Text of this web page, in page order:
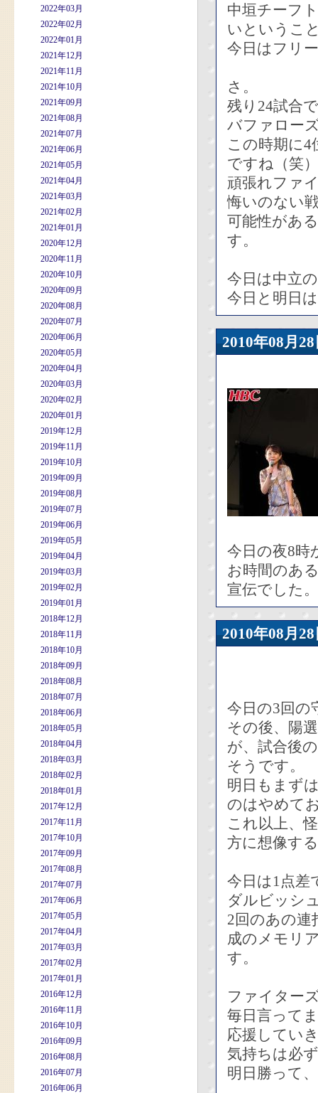
2022年03月
2022年02月
2022年01月
2021年12月
2021年11月
2021年10月
2021年09月
2021年08月
2021年07月
2021年06月
2021年05月
2021年04月
2021年03月
2021年02月
2021年01月
2020年12月
2020年11月
2020年10月
2020年09月
2020年08月
2020年07月
2020年06月
2020年05月
2020年04月
2020年03月
2020年02月
2020年01月
2019年12月
2019年11月
2019年10月
2019年09月
2019年08月
2019年07月
2019年06月
2019年05月
2019年04月
2019年03月
2019年02月
2019年01月
2018年12月
2018年11月
2018年10月
2018年09月
2018年08月
2018年07月
2018年06月
2018年05月
2018年04月
2018年03月
2018年02月
2018年01月
2017年12月
2017年11月
2017年10月
2017年09月
2017年08月
2017年07月
2017年06月
2017年05月
2017年04月
2017年03月
2017年02月
2017年01月
2016年12月
2016年11月
2016年10月
2016年09月
2016年08月
2016年07月
2016年06月
中垣チーフ
いというこ
今日はフリ
さ。
残り24試合
バファロー
この時期に
ですね（笑
頑張れファ
悔いのない
可能性があ
す。
今日は中立
今日と明日
2010年08
今日の夜8時
お時間のあ
宣伝でした。
2010年08
今日の3回の
その後、陽
が、試合後
そうです。
明日もまず
のはやめて
これ以上、
方に想像す
今日は1点差
ダルビッシ
2回のあの連
成のメモリ
す。
ファイター
毎日言って
応援してい
気持ちは必
明日勝って